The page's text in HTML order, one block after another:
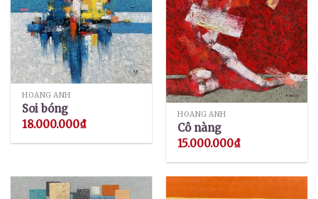
HOÀNG ANH
Soi bóng
18.000.000₫
HOÀNG ANH
Cô nàng
15.000.000₫